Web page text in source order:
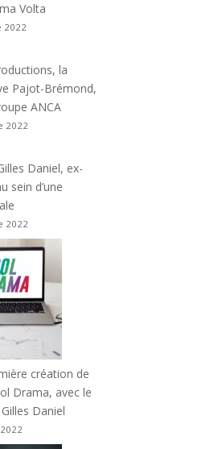
Volta
2022
la
Pajot-Brémond,
ANCA
2022
Daniel, ex-
sein d’une
2022
création de
Drama, avec le
Daniel